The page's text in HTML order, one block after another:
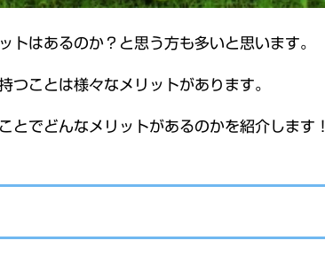
トはあるのか？と思う方も多いと思います。
つことは様々なメリットがあります。
とでどんなメリットがあるのかを紹介します！